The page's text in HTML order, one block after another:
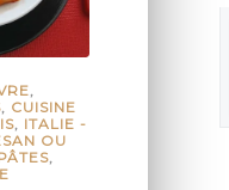
,
, CUISINE
, ITALIE -
OU
,